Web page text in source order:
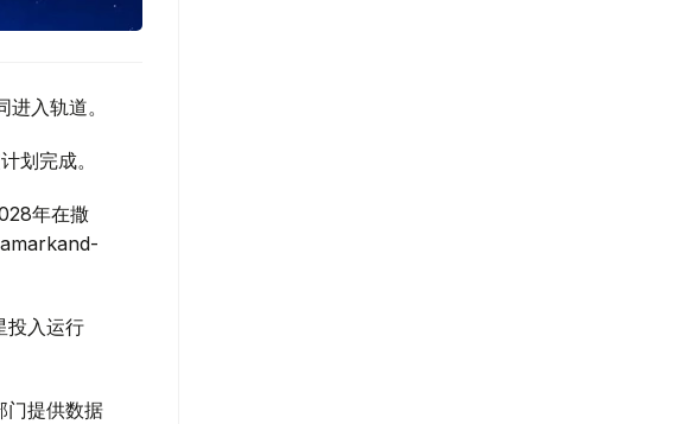
入轨道。
划完成。
年在撒
投入运行
门提供数据